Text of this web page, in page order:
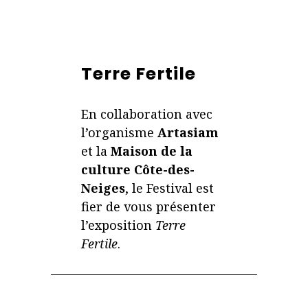
Terre Fertile
En collaboration avec
l’organismeArtasiam
et laMaison de la
culture Côte-des-
Neiges, le Festival est
fier de vous présenter
l’exposition Terre
Fertile.